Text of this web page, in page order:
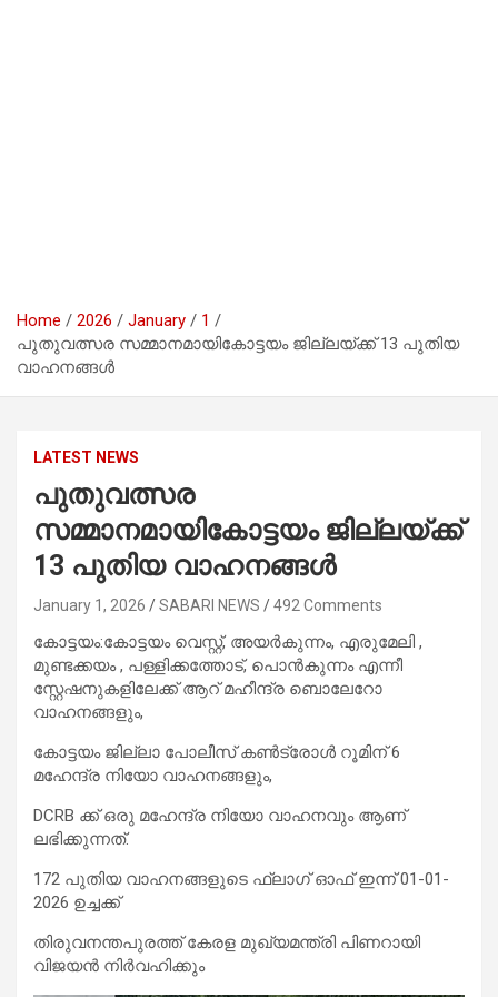
Home 2026 January
1
പുതുവത്സര സമ്മാനമായികോട്ടയം ജില്ലയ്ക്ക് 13 പുതിയ
വാഹനങ്ങൾ
LATEST NEWS
പുതുവത്സര
സമ്മാനമായികോട്ടയം ജില്ലയ്ക്ക്
13 പുതിയ വാഹനങ്ങൾ
January 1, 2026 SABARI NEWS 492 Comments
കോട്ടയം:കോട്ടയം വെസ്റ്റ്, അയർകുന്നം, എരുമേലി ,
മുണ്ടക്കയം , പള്ളിക്കത്തോട്, പൊൻകുന്നം എന്നീ
സ്റ്റേഷനുകളിലേക്ക് ആറ് മഹീന്ദ്ര ബൊലേറോ
വാഹനങ്ങളും,
കോട്ടയം ജില്ലാ പോലീസ് കൺട്രോൾ റൂമിന് 6
മഹേന്ദ്ര നിയോ വാഹനങ്ങളും,
DCRB ക്ക്‌ ഒരു മഹേന്ദ്ര നിയോ വാഹനവും ആണ്
ലഭിക്കുന്നത്.
172 പുതിയ വാഹനങ്ങളുടെ ഫ്ലാഗ് ഓഫ് ഇന്ന് 01-01-
2026 ഉച്ചക്ക്
തിരുവനന്തപുരത്ത് കേരള മുഖ്യമന്ത്രി പിണറായി
വിജയൻ നിർവഹിക്കും